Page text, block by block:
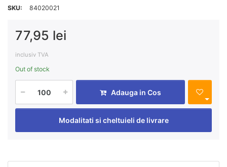
SKU: 84020021
77,95 lei
inclusiv TVA
Out of stock
Adauga in Cos
Modalitati si cheltuieli de livrare